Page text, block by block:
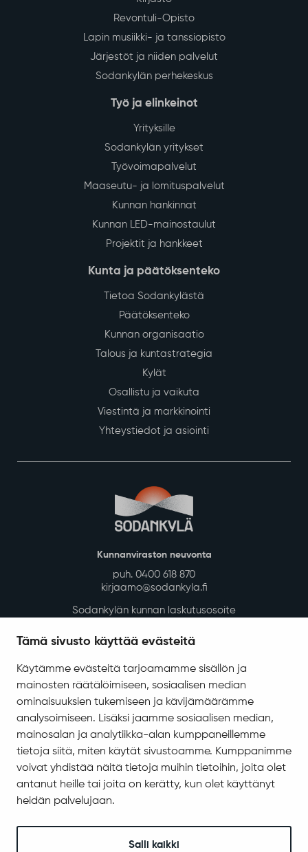
Tämä sivusto käyttää evästeitä
Käytämme evästeitä tarjoamamme sisällön ja
mainosten räätälöimiseen, sosiaalisen median
ominaisuuksien tukemiseen ja kävijämäärämme
analysoimiseen. Lisäksi jaamme sosiaalisen median,
mainosalan ja analytiikka-alan kumppaneillemme
tietoja siitä, miten käytät sivustoamme. Kumppanimme
voivat yhdistää näitä tietoja muihin tietoihin, joita olet
antanut heille tai joita on kerätty, kun olet käyttänyt
heidän palvelujaan.
Salli kaikki
Revontuli-Opisto
Lapin musiikki- ja tanssiopisto
Järjestöt ja niiden palvelut
Sodankylän perhekeskus
Työ ja elinkeinot
Yrityksille
Sodankylän yritykset
Työvoimapalvelut
Maaseutu- ja lomituspalvelut
Kunnan hankinnat
Kunnan LED-mainostaulut
Projektit ja hankkeet
Kunta ja päätöksenteko
Tietoa Sodankylästä
Päätöksenteko
Kunnan organisaatio
Talous ja kuntastrategia
Kylät
Osallistu ja vaikuta
Viestintä ja markkinointi
Yhteystiedot ja asiointi
Kunnanviraston neuvonta
puh. 0400 618 870
kirjaamo@sodankyla.fi
Sodankylän kunnan laskutusosoite
Asiakirjajulkisuuskuvaus
Evästeiden hallinta
Yhteystiedot
Jäämerentie 1, 99601 Sodankylä
Kaikki yhteystiedot
Henkilökunnan intranet
Seuraa meitä